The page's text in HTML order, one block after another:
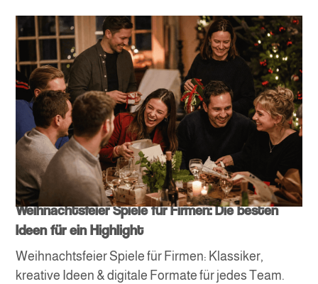
Weihnachtsfeier Spiele für Firmen: Die besten
Ideen für ein Highlight
Weihnachtsfeier Spiele für Firmen: Klassiker,
kreative Ideen & digitale Formate für jedes Team.